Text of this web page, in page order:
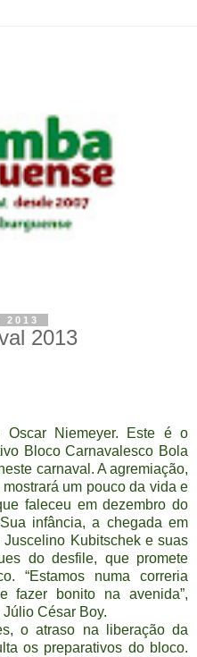
2013
Oscar Niemeyer. Este é o
Bloco Carnavalesco Bola
carnaval. A agremiação,
um pouco da vida e
faleceu em dezembro do
infância, a chegada em
Kubitschek e suas
do desfile, que promete
“Estamos numa correria
fazer bonito na avenida”,
César Boy.
o atraso na liberação da
os preparativos do bloco.